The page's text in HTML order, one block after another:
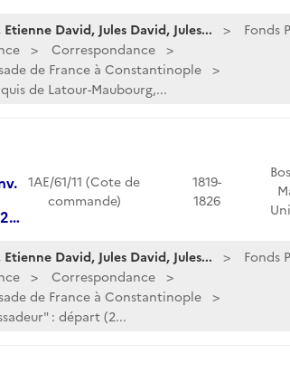
David, Jules David, Jules...
Fonds
Correspondance
de France à Constantinople
de Latour-Maubourg,...
1AE/61/11 (Cote de
commande)
1819-
1826
David, Jules David, Jules...
Fonds
Correspondance
de France à Constantinople
: départ (2...